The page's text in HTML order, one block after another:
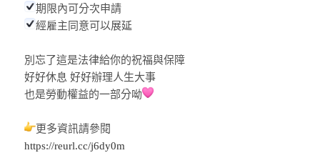
期限內可分次申請
經雇主同意可以展延
別忘了這是法律給你的祝福與保障
好好休息 好好辦理人生大事
也是勞動權益的一部分呦
更多資訊請參閱
https://reurl.cc/j6dy0m